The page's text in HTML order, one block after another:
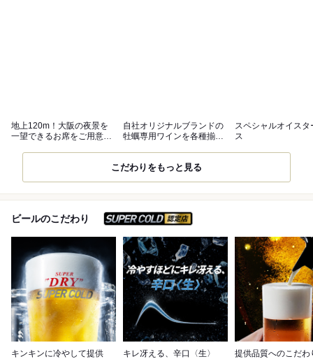
地上120m！大阪の夜景を
一望できるお席をご用意し
自社オリジナルブランドの
牡蠣専用ワインを各種揃え
スペシャルオイスタ
ス
こだわりをもっと見る
ビールのこだわり
キンキンに冷やして提供 キレ冴える、辛口〈生〉 提供品質へのこだわ